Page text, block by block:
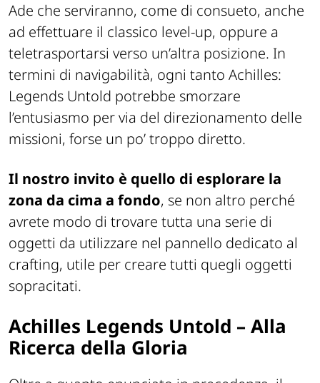
Ade che serviranno, come di consueto, anche
ad effettuare il classico level-up, oppure a
teletrasportarsi verso un’altra posizione. In
termini di navigabilità, ogni tanto Achilles:
Legends Untold potrebbe smorzare
l’entusiasmo per via del direzionamento delle
missioni, forse un po’ troppo diretto.
Il nostro invito è quello di esplorare la
zona da cima a fondo, se non altro perché
avrete modo di trovare tutta una serie di
oggetti da utilizzare nel pannello dedicato al
crafting, utile per creare tutti quegli oggetti
sopracitati.
Achilles Legends Untold – Alla
Ricerca della Gloria